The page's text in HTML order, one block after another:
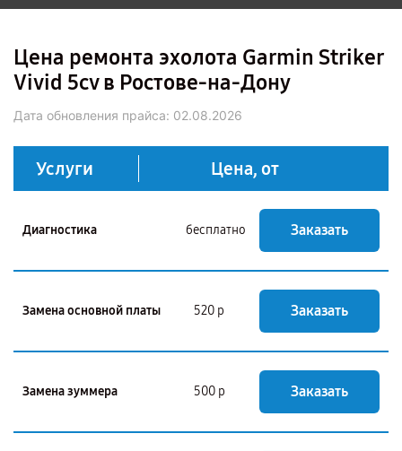
Цена ремонта эхолота Garmin Striker
Vivid 5cv в Ростове-на-Дону
Дата обновления прайса: 02.08.2026
Услуги Цена, от
Диагностика бесплатно Заказать
Замена основной платы 520 р Заказать
Замена зуммера 500 р Заказать